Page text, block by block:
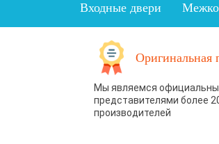
Входные двери
Оригинальная
Мы являемся
представителями более
производителей